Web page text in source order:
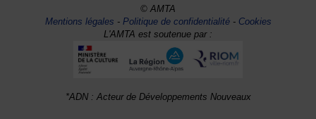
© AMTA
Mentions légales -Politique de confidentialité- Cookies
L'AMTA est soutenue par :
*ADN : Acteur de Développements Nouveaux